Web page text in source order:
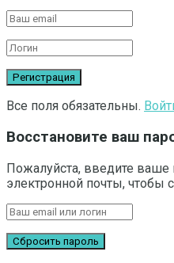
Все поля обязательны.
Восстановите ваш
Пожалуйста, введите ваше
электронной почты, чтобы